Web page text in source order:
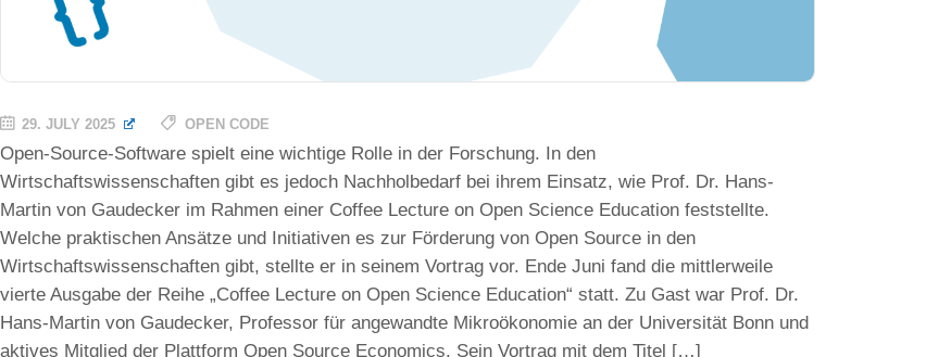
29. JULY 2025 OPEN CODE
Open-Source-Software spielt eine wichtige Rolle in der Forschung. In den
Wirtschaftswissenschaften gibt es jedoch Nachholbedarf bei ihrem Einsatz, wie Prof. Dr. Hans-
Martin von Gaudecker im Rahmen einer Coffee Lecture on Open Science Education feststellte.
Welche praktischen Ansätze und Initiativen es zur Förderung von Open Source in den
Wirtschaftswissenschaften gibt, stellte er in seinem Vortrag vor. Ende Juni fand die mittlerweile
vierte Ausgabe der Reihe „Coffee Lecture on Open Science Education“ statt. Zu Gast war Prof. Dr.
Hans-Martin von Gaudecker, Professor für angewandte Mikroökonomie an der Universität Bonn und
aktives Mitglied der Plattform Open Source Economics. Sein Vortrag mit dem Titel […]